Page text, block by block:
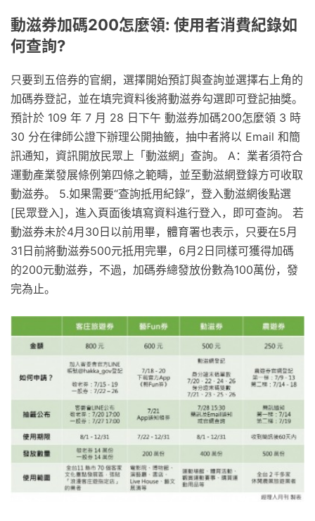
動滋券加碼200怎麼領: 使用者消費紀錄如
何查詢?
只要到五倍券的官網，選擇開始預訂與查詢並選擇右上角的
加碼券登記，並在填完資料後將動滋券勾選即可登記抽獎。
預計於 109 年 7 月 28 日下午 動滋券加碼200怎麼領 3 時
30 分在律師公證下辦理公開抽籤，抽中者將以 Email 和簡
訊通知，資訊開放民眾上「動滋網」查詢。 A：業者須符合
運動產業發展條例第四條之範疇，並至動滋網登錄方可收取
動滋券。 5.如果需要“查詢抵用紀錄”，登入動滋網後點選
[民眾登入]，進入頁面後填寫資料進行登入，即可查詢。 若
動滋券未於4月30日以前用畢，體育署也表示，只要在5月
31日前將動滋券500元抵用完畢，6月2日同樣可獲得加碼
的200元動滋券，不過，加碼券總發放份數為100萬份，發
完為止。